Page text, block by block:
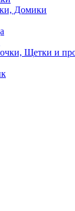
Домики
Щетки и